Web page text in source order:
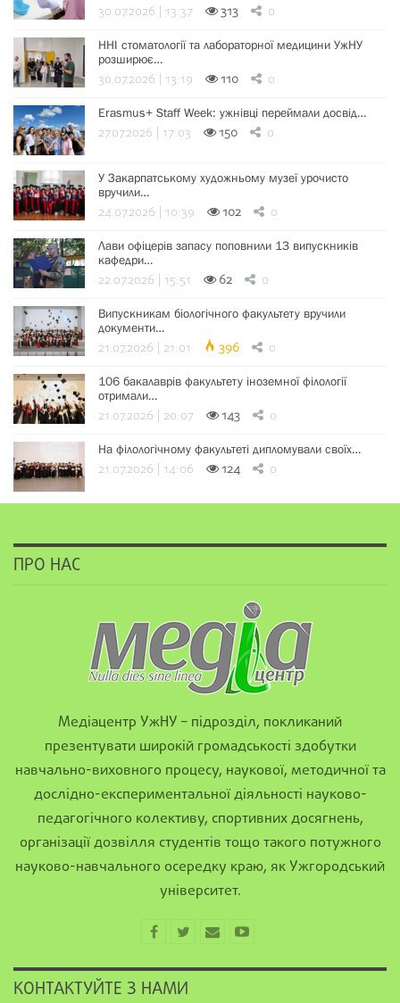
30.07.2026 | 13:37 313 0
ННІ стоматології та лабораторної медицини УжНУ
розширює…
30.07.2026 | 13:19 110 0
Erasmus+ Staff Week: ужнівці переймали досвід…
27.07.2026 | 17:03 150 0
У Закарпатському художньому музеї урочисто
вручили…
24.07.2026 | 10:39 102 0
Лави офіцерів запасу поповнили 13 випускників
кафедри…
22.07.2026 | 15:51 62 0
Випускникам біологічного факультету вручили
документи…
21.07.2026 | 21:01 396 0
106 бакалаврів факультету іноземної філології
отримали…
21.07.2026 | 20:07 143 0
На філологічному факультеті дипломували своїх…
21.07.2026 | 14:06 124 0
ПРО НАС
Медіацентр УжНУ – підрозділ, покликаний
презентувати широкій громадськості здобутки
навчально-виховного процесу, наукової, методичної та
дослідно-експериментальної діяльності науково-
педагогічного колективу, спортивних досягнень,
організації дозвілля студентів тощо такого потужного
науково-навчального осередку краю, як Ужгородський
університет.
КОНТАКТУЙТЕ З НАМИ